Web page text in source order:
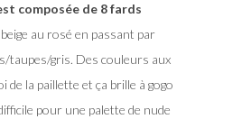
composée de 8 fards
au rosé en passant par
taupes/gris. Des couleurs aux
de la paillette et ça brille à gogo
pour une palette de nude